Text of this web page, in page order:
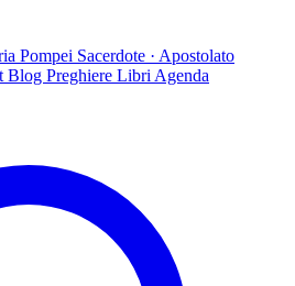
Pompei Sacerdote · Apostolato
Blog Preghiere Libri Agenda